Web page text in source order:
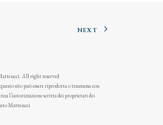
NEXT
All right reserved
sito può essere riprodotta o trasmessa con
l’autorizzazione scritta dei proprietari dei
Matteucci